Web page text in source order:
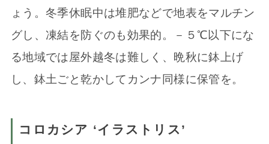
ょう。冬季休眠中は堆肥などで地表をマルチン
グし、凍結を防ぐのも効果的。－５℃以下にな
る地域では屋外越冬は難しく、晩秋に鉢上げ
し、鉢土ごと乾かしてカンナ同様に保管を。
コロカシア ‘イラストリス’